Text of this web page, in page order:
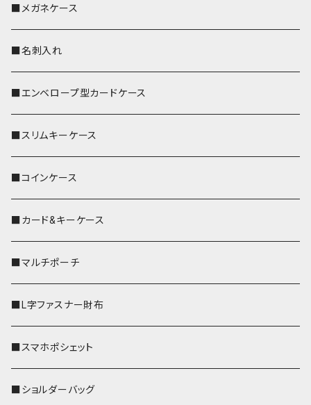
■メガネケース
■名刺入れ
■エンベロープ型カードケース
■スリムキーケース
■コインケース
■カード&キーケース
■マルチポーチ
■L字ファスナー財布
■スマホポシェット
■ショルダーバッグ